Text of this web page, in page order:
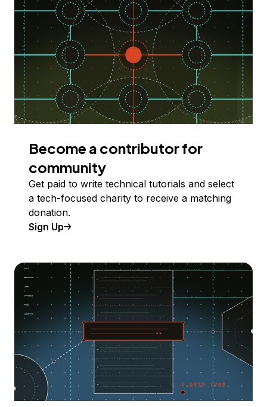
Become a contributor for
community
Get paid to write technical tutorials and select
a tech-focused charity to receive a matching
donation.
Sign Up